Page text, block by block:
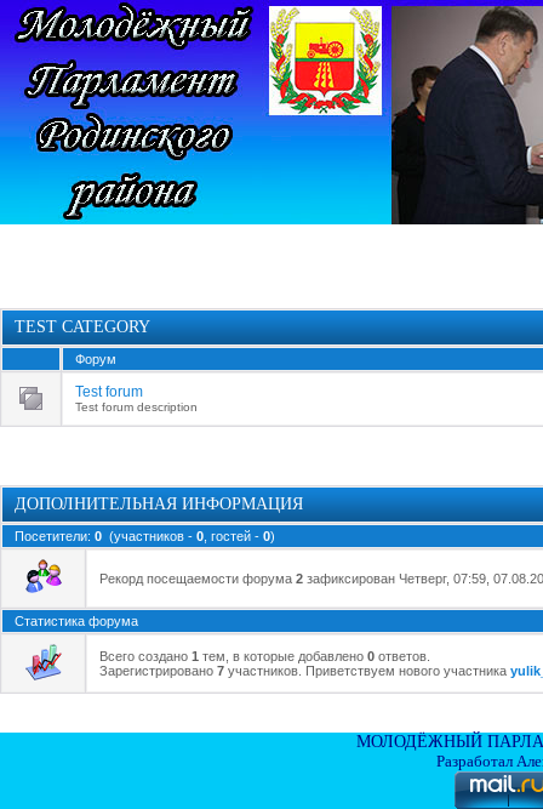
TEST CATEGORY
Форум
Test forum
Test forum description
ДОПОЛНИТЕЛЬНАЯ ИНФОРМАЦИЯ
Посетители: 0 (участников - 0 , гостей - 0)
Рекорд посещаемости форума 2 зафиксирован Четверг, 07:59,
Статистика форума
Всего создано 1 тем, в которые добавлено 0 ответов.
Зарегистрировано 7 участников. Приветствуем нового участника
МОЛОДЁЖНЫЙ
Разработал